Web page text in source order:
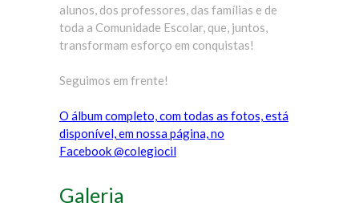
alunos, dos professores, das famílias e de
toda a Comunidade Escolar, que, juntos,
transformam esforço em conquistas!
Seguimos em frente!
O álbum completo, com todas as fotos, está
disponível, em nossa página, no
Facebook @colegiocil
Galeria